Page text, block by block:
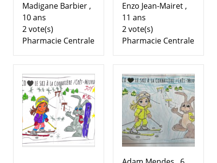
Madigane Barbier ,
10 ans
2 vote(s)
Pharmacie Centrale
Enzo Jean-Mairet ,
11 ans
2 vote(s)
Pharmacie Centrale